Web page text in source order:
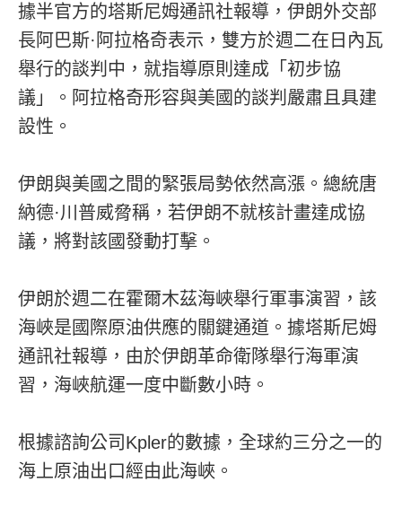
據半官方的塔斯尼姆通訊社報導，伊朗外交部
長阿巴斯·阿拉格奇表示，雙方於週二在日內瓦
舉行的談判中，就指導原則達成「初步協
議」。阿拉格奇形容與美國的談判嚴肅且具建
設性。
伊朗與美國之間的緊張局勢依然高漲。總統唐
納德·川普威脅稱，若伊朗不就核計畫達成協
議，將對該國發動打擊。
伊朗於週二在霍爾木茲海峽舉行軍事演習，該
海峽是國際原油供應的關鍵通道。據塔斯尼姆
通訊社報導，由於伊朗革命衛隊舉行海軍演
習，海峽航運一度中斷數小時。
根據諮詢公司Kpler的數據，全球約三分之一的
海上原油出口經由此海峽。